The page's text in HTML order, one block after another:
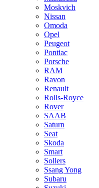
Moskvich
Nissan
Omoda
Opel
Peugeot
Pontiac
Porsche
RAM
Ravon
Renault
Rolls-Royce
Rover
SAAB
Saturn
Seat
Skoda
Smart
Sollers
Ssang Yong
Subaru